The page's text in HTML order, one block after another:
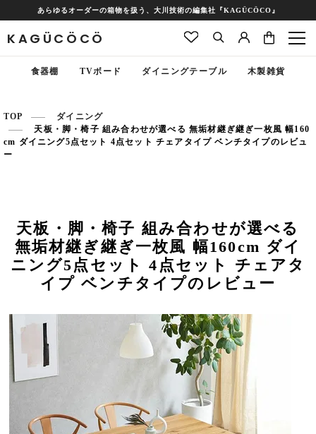
あらゆるオーダーの箱物を扱う、大川技術の編集社『KAGÜCÖCO』
KAGÜCÖCÖ
食器棚 TVボード ダイニングテーブル 木製雑貨
TOP
ダイニング
天板・脚・椅子 組み合わせが選べる 無垢材継ぎ継ぎ一枚風 幅160
cm ダイニング5点セット 4点セット チェアタイプ ベンチタイプのレビュ
ー
天板・脚・椅子 組み合わせが選べる
無垢材継ぎ継ぎ一枚風 幅160cm ダイ
ニング5点セット 4点セット チェアタ
イプ ベンチタイプのレビュー